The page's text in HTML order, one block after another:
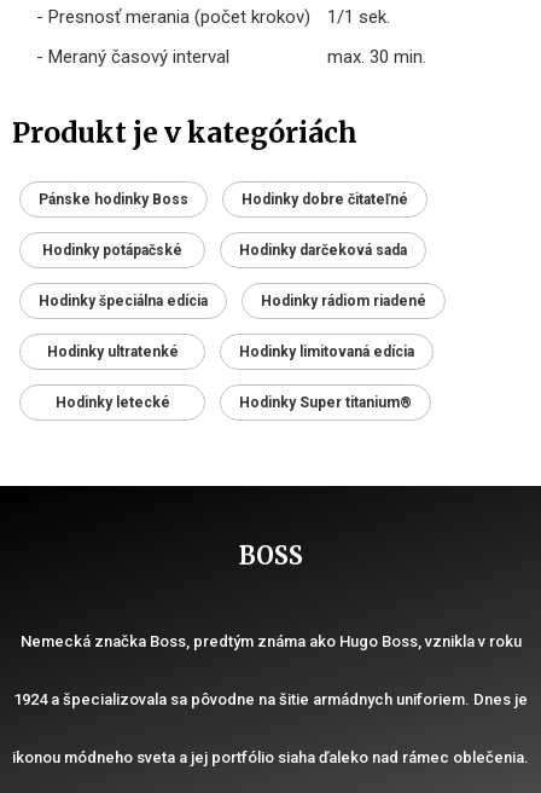
- Presnosť merania (počet krokov)
1/1 sek.
- Meraný časový interval
max. 30 min.
Produkt je v kategóriách
Pánske hodinky Boss Hodinky dobre čitateľné
Hodinky potápačské Hodinky darčeková sada
Hodinky špeciálna edícia Hodinky rádiom riadené
Hodinky ultratenké Hodinky limitovaná edícia
Hodinky letecké Hodinky Super titanium®
BOSS
Nemecká značka Boss, predtým známa ako Hugo Boss, vznikla v roku
1924 a špecializovala sa pôvodne na šitie armádnych uniforiem. Dnes je
ikonou módneho sveta a jej portfólio siaha ďaleko nad rámec oblečenia.